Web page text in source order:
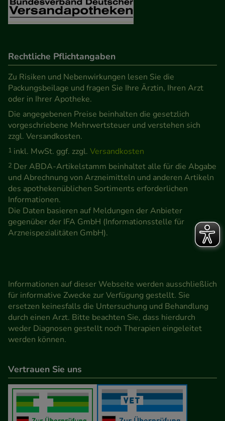
Rechtliche Pflichtangaben
Zu Risiken und Nebenwirkungen lesen Sie die
Packungsbeilage und fragen Sie Ihre Ärztin, Ihren Arzt
oder in Ihrer Apotheke.
Die angegebenen Preise beinhalten die gesetzlich
vorgeschriebene Mehrwertsteuer und verstehen sich
zzgl. Versandkosten.
1 inkl. MwSt. ggf. zzgl. Versandkosten
2 Der ABDA-Artikelstamm beinhaltet alle für die Abgabe
und Abrechnung von Arzneimitteln und anderen Artikeln
des apothekenüblichen Sortiments erforderlichen
Informationen.
Die Daten basieren auf Meldungen der Anbieter
gegenüber der IFA GmbH (Informationsstelle für
Arzneispezialitäten GmbH).
Informationen auf dieser Webseite werden ausschließlich
für informative Zwecke zur Verfügung gestellt. Sie
ersetzen keinesfalls die Untersuchung und Behandlung
durch einen Arzt. Bitte beachten Sie, dass hierdurch
weder Diagnosen gestellt noch Therapien eingeleitet
werden können.
Vertrauen Sie uns